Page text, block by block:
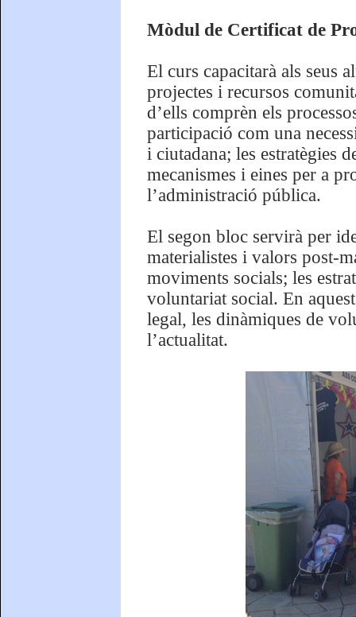
Mòdul de Certificat de
El curs capacitarà als seus
projectes i recursos
d’ells comprèn els
participació com una
i ciutadana; les estratègies
mecanismes i eines per a
l’administració pública.
El segon bloc servirà per
materialistes i valors post-
moviments socials; les
voluntariat social. En
legal, les dinàmiques de
l’actualitat.